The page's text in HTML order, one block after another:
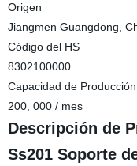
Origen
Jiangmen Guangdong,
Código del HS
8302100000
Capacidad de Producción
200, 000 / mes
Descripción de
Ss201 Soporte